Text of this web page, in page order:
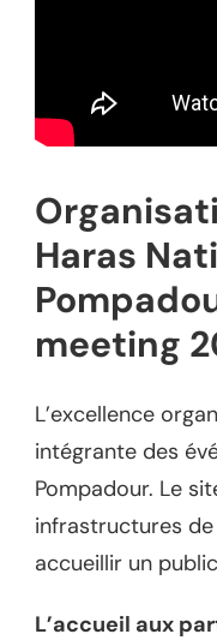
Haras
meeting
L’excellence
intégrante des
Pompadour. Le
infrastructures
accueillir un
L’accueil aux